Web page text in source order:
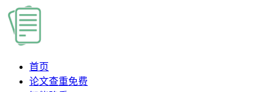
首页
论文查重免费